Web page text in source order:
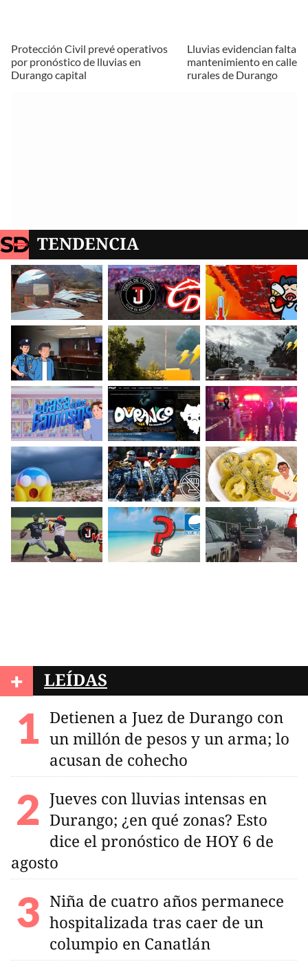
Protección Civil prevé operativos
por pronóstico de lluvias en
Durango capital
Lluvias evidencian falta
mantenimiento en calles
rurales de Durango
TENDENCIA
+ LEÍDAS
Detienen a Juez de Durango con
un millón de pesos y un arma; lo
acusan de cohecho
Jueves con lluvias intensas en
Durango; ¿en qué zonas? Esto
dice el pronóstico de HOY 6 de
agosto
Niña de cuatro años permanece
hospitalizada tras caer de un
columpio en Canatlán